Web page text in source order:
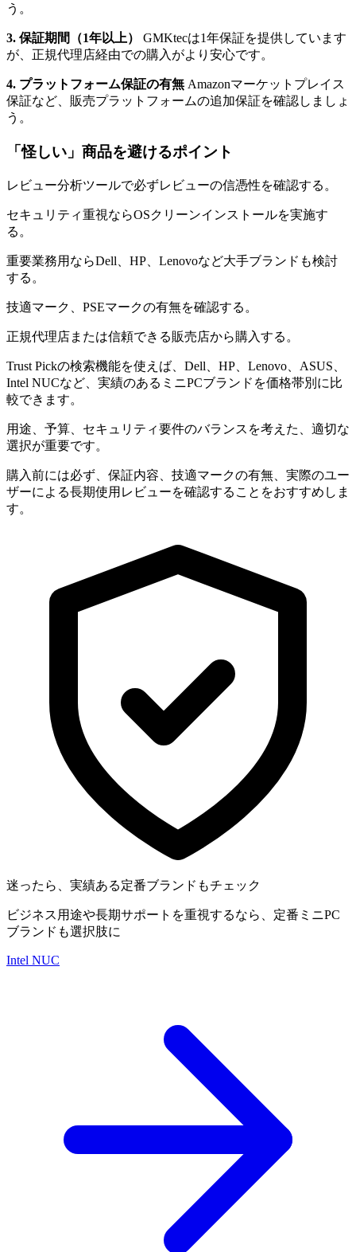
う。
3. 保証期間（1年以上）
GMKtecは1年保証を提供しています
が、正規代理店経由での購入がより安心です。
4. プラットフォーム保証の有無 Amazonマーケットプレイス
保証など、販売プラットフォームの追加保証を確認しましょ
う。
「怪しい」商品を避けるポイント
レビュー分析ツールで必ずレビューの信憑性を確認する。
セキュリティ重視ならOSクリーンインストールを実施す
る。
重要業務用ならDell、HP、Lenovoなど大手ブランドも検討
する。
技適マーク、PSEマークの有無を確認する。
正規代理店または信頼できる販売店から購入する。
Trust Pickの検索機能を使えば、Dell、HP、Lenovo、ASUS、
Intel NUCなど、実績のあるミニPCブランドを価格帯別に比
較できます。
用途、予算、セキュリティ要件のバランスを考えた、適切な
選択が重要です。
購入前には必ず、保証内容、技適マークの有無、実際のユー
ザーによる長期使用レビューを確認することをおすすめしま
す。
迷ったら、実績ある定番ブランドもチェック
ビジネス用途や長期サポートを重視するなら、定番ミニPC
ブランドも選択肢に
Intel NUC